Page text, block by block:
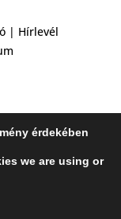
| Hírlevél
érdekében
we are using or